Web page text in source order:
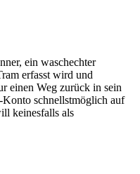
ein waschechter
erfasst wird und
einen Weg zurück in sein
Konto schnellstmöglich auf
keinesfalls als